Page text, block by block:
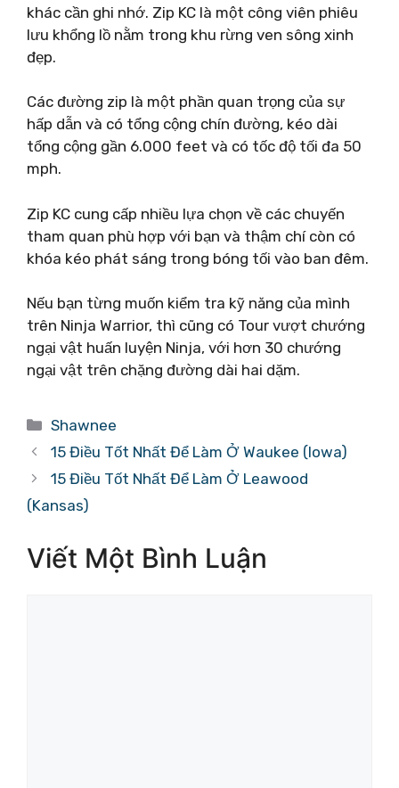
khác cần ghi nhớ. Zip KC là một công viên phiêu
lưu khổng lồ nằm trong khu rừng ven sông xinh
đẹp.
Các đường zip là một phần quan trọng của sự
hấp dẫn và có tổng cộng chín đường, kéo dài
tổng cộng gần 6.000 feet và có tốc độ tối đa 50
mph.
Zip KC cung cấp nhiều lựa chọn về các chuyến
tham quan phù hợp với bạn và thậm chí còn có
khóa kéo phát sáng trong bóng tối vào ban đêm.
Nếu bạn từng muốn kiểm tra kỹ năng của mình
trên Ninja Warrior, thì cũng có Tour vượt chướng
ngại vật huấn luyện Ninja, với hơn 30 chướng
ngại vật trên chặng đường dài hai dặm.
Danh
mục
Shawnee
15 Điều Tốt Nhất Để Làm Ở Waukee (Iowa)
15 Điều Tốt Nhất Để Làm Ở Leawood
(Kansas)
Viết Một Bình Luận